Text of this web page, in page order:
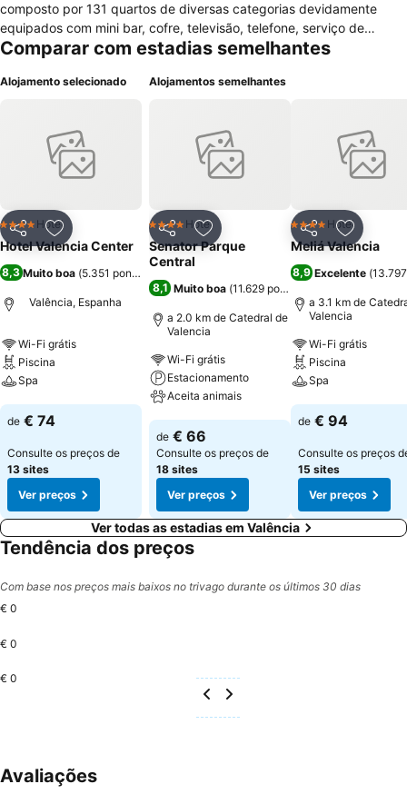
composto por 131 quartos de diversas categorias devidamente
equipados com mini bar, cofre, televisão, telefone, serviço de
despertar, área de estar, ar condicionado, aquecimento, casa de
pessoal, tv satélite, internet e mesa de escritório. No seu magnífico
fumadores, elevador, cofre, sala de bagagem, ambiente gay
friendly, serviços de quarto, centro financeiro, salão de conferências
para reuniões, condições para receber crianças e bebés,
de alugar viatura e estacionamento privado pago. Aqui também
encontrará oportunidade de fazer sauna, exercitar em seu centro
fitness e passar bons momentos de lazer na sua agradável piscina
exterior. Hotel ideal para ficar alojado na visita a esta bonita cidade
com muitas praias e outras atracções.
Comparar com estadias semelhantes
Alojamento selecionado
PartilharAdicionar aos favoritos
4 EstrelasHotel
Hotel Valencia Center
8,3 Muito boa (5.351 pontuações
Valência, Espanha
Wi-Fi grátis
Piscina
Spa
Ver preços
de € 74
Consulte os preços de
13 sites
Ver preços
Alojamentos semelhantes
PartilharAdicionar aos favoritos
4 EstrelasHotel
Senator Parque
Central
8,1 Muito boa (11.629 pontuações
a 2.0 km de Catedral de
Valencia
Wi-Fi grátis
Estacionamento
Aceita animais
Ver preços
de € 66
Consulte os preços de
18 sites
Ver preços
Partilhar
4 EstrelasHotel
Meliá Valencia
8,9 Excelente (
a 3.1 km de
Valencia
Wi-Fi grátis
Piscina
Spa
Ver preços
de € 94
Consulte os preços
15 sites
Ver preços
Ver todas as estadias em Valência
Tendência dos preços
Com base nos preços mais baixos no trivago durante os últimos 30 dias
€ 0
€ 0
€ 0
Avaliações